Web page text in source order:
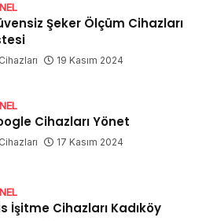
Şeker Ölçüm Cihazları
Cihazları 19 Kasım 2024
Cihazları Yönet
Cihazları 17 Kasım 2024
İşitme Cihazları Kadıköy